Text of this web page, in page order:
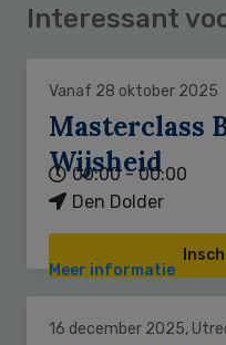
Interessant
Vanaf 28 oktober 2025
Masterclass
Wijsheid
00:00 - 00:00
Den Dolder
Meer informatie
16 december 2025,